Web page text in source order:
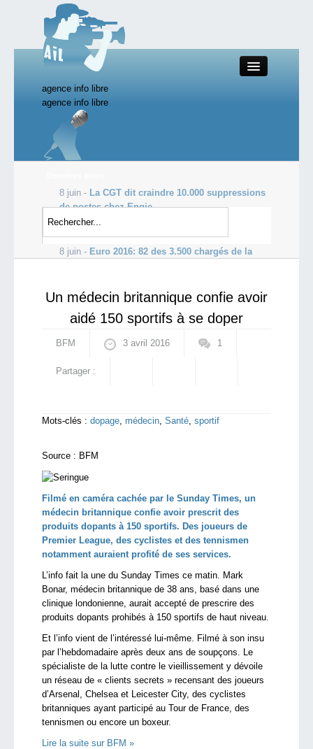
agence info libre
Close
Productions AIL
Actualité
Starting Doc
agence info libre
8 juin - La CGT dit craindre 10.000 suppressions
de postes chez Engie
8 juin -Affaire Boulin : des témoignages
accréditent la thèse de l’assassinat
8 juin - Euro 2016: 82 des 3.500 chargés de la
Un médecin britannique confie avoir
aidé 150 sportifs à se doper
BFM 3 avril 2016 1
Partager :
Mots-clés : dopage, médecin, Santé, sportif
Source : BFM
Filmé en caméra cachée par le Sunday Times, un
médecin britannique confie avoir prescrit des
produits dopants à 150 sportifs. Des joueurs de
Premier League, des cyclistes et des tennismen
notamment auraient profité de ses services.
L’info fait la une du Sunday Times ce matin. Mark
Bonar, médecin britannique de 38 ans, basé dans une
clinique londonienne, aurait accepté de prescrire des
produits dopants prohibés à 150 sportifs de haut niveau.
Et l’info vient de l’intéressé lui-même. Filmé à son insu
par l’hebdomadaire après deux ans de soupçons. Le
spécialiste de la lutte contre le vieillissement y dévoile
un réseau de « clients secrets » recensant des joueurs
d’Arsenal, Chelsea et Leicester City, des cyclistes
britanniques ayant participé au Tour de France, des
tennismen ou encore un boxeur.
Lire la suite sur BFM »